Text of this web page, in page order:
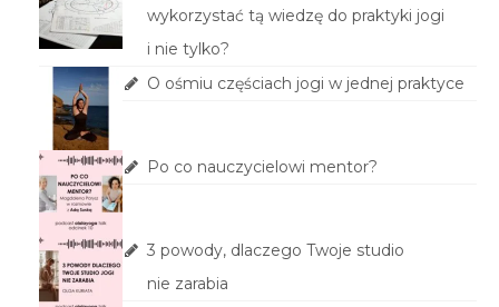
wykorzystać tą wiedzę do praktyki jogi
i nie tylko?
O ośmiu częściach jogi w jednej praktyce
Po co nauczycielowi mentor?
3 powody, dlaczego Twoje studio
nie zarabia